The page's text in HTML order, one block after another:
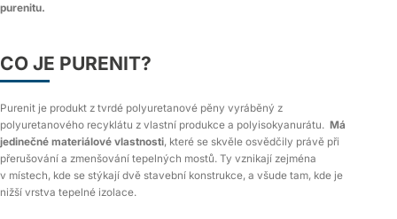
purenitu.
CO JE PURENIT?
Purenit je produkt z tvrdé polyuretanové pěny vyráběný z
polyuretanového recyklátu z vlastní produkce a polyisokyanurátu. Má
jedinečné materiálové vlastnosti, které se skvěle osvědčily právě při
přerušování a zmenšování tepelných mostů. Ty vznikají zejména
v místech, kde se stýkají dvě stavební konstrukce, a všude tam, kde je
nižší vrstva tepelné izolace.